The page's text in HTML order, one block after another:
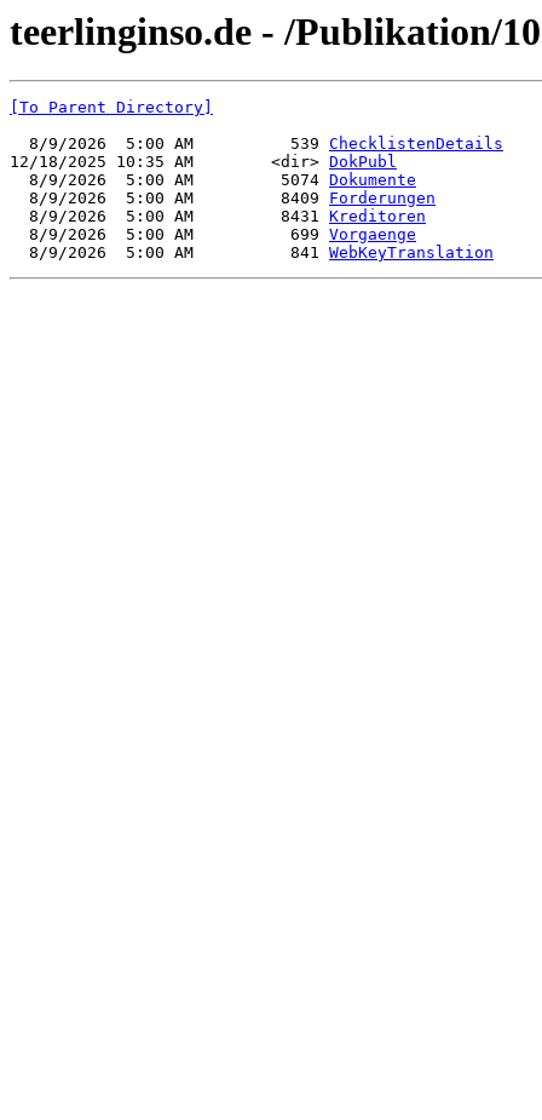
teerlinginso.de - /Publikation/
[To Parent Directory]
  8/9/2026  5:00 AM          539
ChecklistenDetails
12/18/2025 10:35 AM        <dir> DokPubl
  8/9/2026  5:00 AM         5074
Dokumente
  8/9/2026  5:00 AM         8409
Forderungen
  8/9/2026  5:00 AM         8431
Kreditoren
  8/9/2026  5:00 AM          699
Vorgaenge
  8/9/2026  5:00 AM          841
WebKeyTranslation